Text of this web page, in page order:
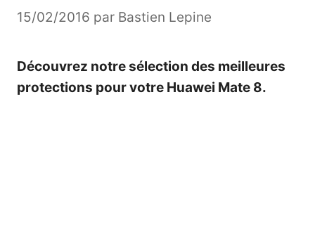
15/02/2016 par Bastien Lepine
Découvrez notre sélection des meilleures
protections pour votre Huawei Mate 8.